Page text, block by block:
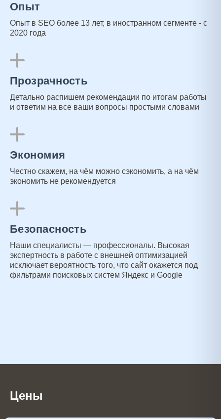
Опыт
Опыт в SEO более 13 лет, в иностранном сегменте - с
2020 года
Прозрачность
Детально распишем рекомендации по итогам работы
и ответим на все ваши вопросы простыми словами
Экономия
Честно скажем, на чём можно сэкономить, а на чём
экономить не рекомендуется
Безопасность
Наши специалисты — профессионалы. Высокая
экспертность в работе с внешней оптимизацией
исключает вероятность того, что сайт окажется под
фильтрами поисковых систем Яндекс и Google
Цены